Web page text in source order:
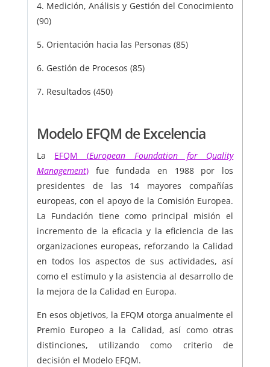
4. Medición, Análisis y Gestión del Conocimiento
(90)
5. Orientación hacia las Personas (85)
6. Gestión de Procesos (85)
7. Resultados (450)
Modelo EFQM de Excelencia
La EFQM (European Foundation for Quality
Management)fue fundada en 1988 por los
presidentes de las 14 mayores compañías
europeas, con el apoyo de la Comisión Europea.
La Fundación tiene como principal misión el
incremento de la eficacia y la eficiencia de las
organizaciones europeas, reforzando la Calidad
en todos los aspectos de sus actividades, así
como el estímulo y la asistencia al desarrollo de
la mejora de la Calidad en Europa.
En esos objetivos, la EFQM otorga anualmente el
Premio Europeo a la Calidad, así como otras
distinciones, utilizando como criterio de
decisión el Modelo EFQM.